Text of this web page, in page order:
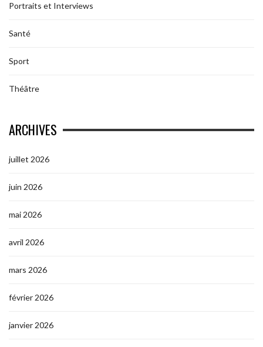
Portraits et Interviews
Santé
Sport
Théâtre
ARCHIVES
juillet 2026
juin 2026
mai 2026
avril 2026
mars 2026
février 2026
janvier 2026